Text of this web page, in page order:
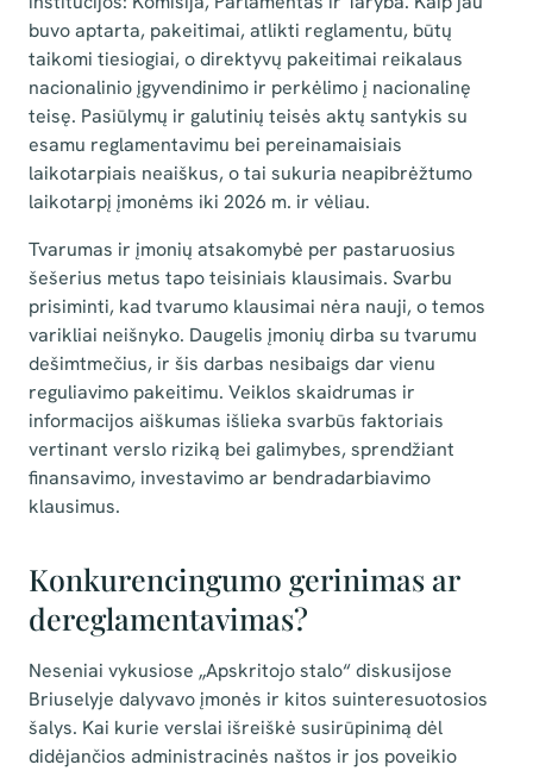
buvo aptarta, pakeitimai, atlikti reglamentu, būtų
taikomi tiesiogiai, o direktyvų pakeitimai reikalaus
nacionalinio įgyvendinimo ir perkėlimo į nacionalinę
teisę. Pasiūlymų ir galutinių teisės aktų santykis su
esamu reglamentavimu bei pereinamaisiais
laikotarpiais neaiškus, o tai sukuria neapibrėžtumo
laikotarpį įmonėms iki 2026 m. ir vėliau.
Tvarumas ir įmonių atsakomybė per pastaruosius
šešerius metus tapo teisiniais klausimais. Svarbu
prisiminti, kad tvarumo klausimai nėra nauji, o temos
varikliai neišnyko. Daugelis įmonių dirba su tvarumu
dešimtmečius, ir šis darbas nesibaigs dar vienu
reguliavimo pakeitimu. Veiklos skaidrumas ir
informacijos aiškumas išlieka svarbūs faktoriais
vertinant verslo riziką bei galimybes, sprendžiant
finansavimo, investavimo ar bendradarbiavimo
klausimus.
Konkurencingumo gerinimas ar
dereglamentavimas?
Neseniai vykusiose „Apskritojo stalo“ diskusijose
Briuselyje dalyvavo įmonės ir kitos suinteresuotosios
šalys. Kai kurie verslai išreiškė susirūpinimą dėl
didėjančios administracinės naštos ir jos poveikio